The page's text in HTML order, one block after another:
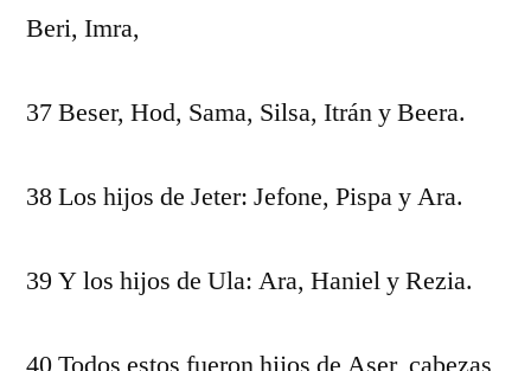
Beri, Imra,
37 Beser, Hod, Sama, Silsa, Itrán y Beera.
38 Los hijos de Jeter: Jefone, Pispa y Ara.
39 Y los hijos de Ula: Ara, Haniel y Rezia.